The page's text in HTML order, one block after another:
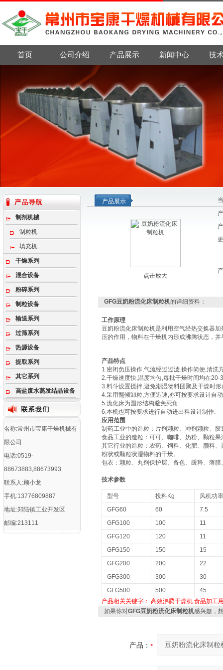
首页 公司介绍 产品展示 新闻中心 技
制剂机械
制粒机
填充机
干燥系列
混合设备
粉碎系列
制粒设备
输送系列
过筛系列
热源设备
提取系列
其它系列
高盐废水蒸发结晶设备
名称:常州市宝康干燥机械有
限公司
电话:0519-
88673883,88673993
联系人:顾小龙
手机:13776809887
地址:郑陆镇工业开发区
邮编:213111
产品展示
点击放大
GFG豆奶粉流化床制粒机的详细资料：
工作原理
豆奶粉流化床制粒机是利用空气经热交换器
压的作用，物料在干燥机内形成沸腾状态，
产品特点
1.密闭负压操作,气流经过过滤.操作简便,清洗
2.干燥速度快,温度均匀,每批干燥时间均在20-
3.料斗设置搅拌,避免潮湿物料团聚及干燥时形
4.采用翻倾卸粒,方便迅速,亦可按要求设计自
5.流化床为圆形结构避免死角.
6.本机也可按要求进行自动进出料设计制作.
应用范围
制药工业中的造粒：片剂颗粒、冲剂颗粒、胶
食品工业的造粒：可可、咖啡、奶粉、颗粒果
其它行业的造粒：农药、饲料、化肥、颜料、
粉状或颗粒状湿物料的干燥。
包衣：颗粒、丸剂保护层、备色、缓释、薄膜
技术参数
型号 投料Kg
风机功
GFG60
60
7.5
GFG100
100
11
GFG120
120
11
GFG150
150
15
GFG200
200
22
GFG300
300
30
GFG500
500
45
产品相关关键字： 高效沸腾干燥机 食品加工
如果你对GFG豆奶粉流化床制粒机感兴趣，
产品：